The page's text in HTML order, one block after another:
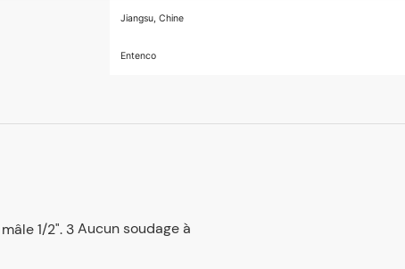
Jiangsu, Chine
Entenco
Aucun soudage à